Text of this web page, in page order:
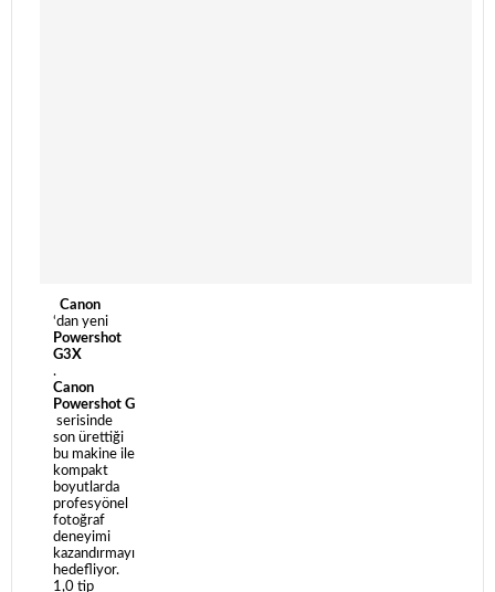
Canon
‘dan yeni
Powershot
G3X
.
Canon
Powershot G
serisinde
son ürettiği
bu makine ile
kompakt
boyutlarda
profesyönel
fotoğraf
deneyimi
kazandırmayı
hedefliyor.
1,0 tip